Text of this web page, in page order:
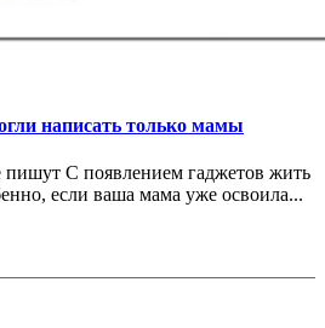
написать только мамы
С появлением гаджетов жить
если ваша мама уже освоила...